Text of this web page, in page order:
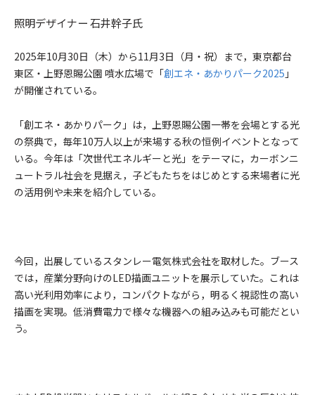
照明デザイナー 石井幹子氏
2025年10月30日（木）から11月3日（月・祝）まで，東京都台
東区・上野恩賜公園 噴水広場で「創エネ・あかりパーク2025 」
が開催されている。
「創エネ・あかりパーク」は，上野恩賜公園一帯を会場とする光
の祭典で，毎年10万人以上が来場する秋の恒例イベントとなって
いる。今年は「次世代エネルギーと光」をテーマに，カーボンニ
ュートラル社会を見据え，子どもたちをはじめとする来場者に光
の活用例や未来を紹介している。
今回，出展しているスタンレー電気株式会社を取材した。ブース
では，産業分野向けのLED描画ユニットを展示していた。これは
高い光利用効率により，コンパクトながら，明るく視認性の高い
描画を実現。低消費電力で様々な機器への組み込みも可能だとい
う。